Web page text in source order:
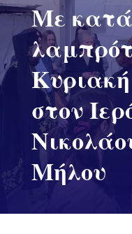
Με
στον
Μήλου